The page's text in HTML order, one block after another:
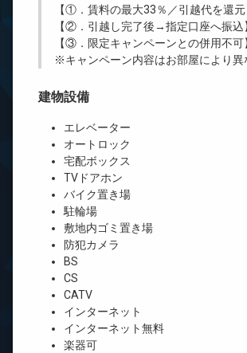
【①．賃料の最大33％／引越代を還元
【②．引越し完了後→指定口座へ振込
【③．限定キャンペーンとの併用不可
※キャンペーン内容はお部屋により異
建物設備
エレベーター
オートロック
宅配ボックス
TVドアホン
バイク置き場
駐輪場
敷地内ゴミ置き場
防犯カメラ
BS
CS
CATV
インターネット
インターネット無料
楽器可